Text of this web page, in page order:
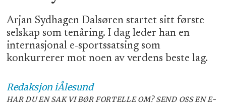
Arjan Sydhagen Dalsøren startet sitt første
selskap som tenåring. I dag leder han en
internasjonal e-sportssatsing som
konkurrerer mot noen av verdens beste lag.
RedaksjoniÅlesund
HAR DU EN SAK VI BØR FORTELLE OM? SEND OSS EN E-